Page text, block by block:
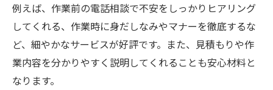
栃木県 便利屋で引越し作業をスムーズに進
便利屋 宇都宮 サービスで時短引越しを実現
トラブル回避へ安全な業者選びの極意
例えば、作業前の電話相談で不安をしっかりヒアリング
してくれる、作業時に身だしなみやマナーを徹底するな
ど、細やかなサービスが好評です。また、見積もりや作
業内容を分かりやすく説明してくれることも安心材料と
なります。